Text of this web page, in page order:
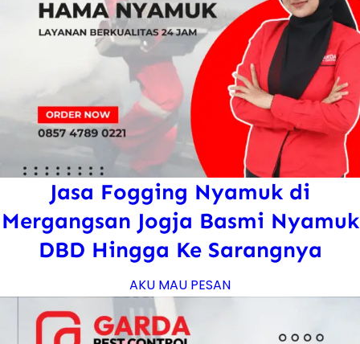
Jasa Fogging Nyamuk di
Mergangsan Jogja Basmi Nyamuk
DBD Hingga Ke Sarangnya
AKU MAU PESAN